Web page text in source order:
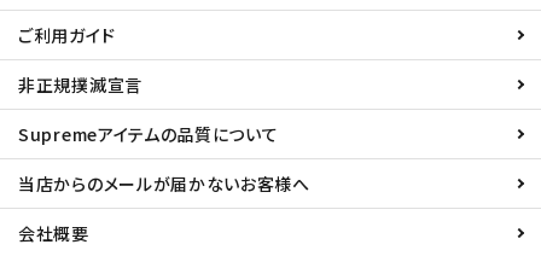
ご利用ガイド
非正規撲滅宣言
Supremeアイテムの品質について
当店からのメールが届かないお客様へ
会社概要